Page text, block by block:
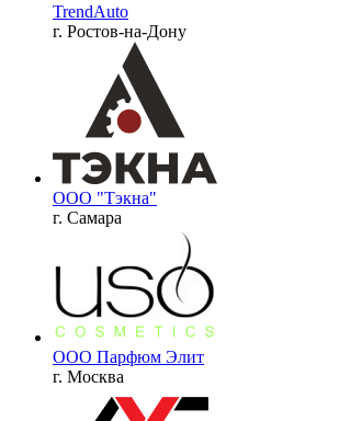
TrendAuto
г. Ростов-на-Дону
ООО "Тэкна"
г. Самара
ООО Парфюм Элит
г. Москва